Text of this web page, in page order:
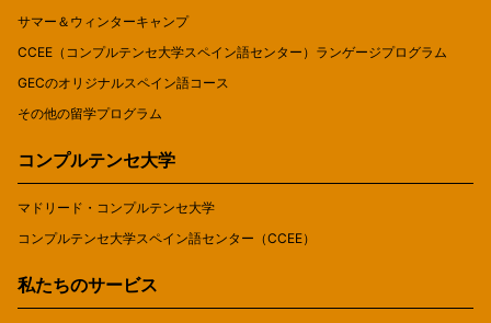
サマー＆ウィンターキャンプ
CCEE（コンプルテンセ大学スペイン語センター）ランゲージプログラム
GECのオリジナルスペイン語コース
その他の留学プログラム
コンプルテンセ大学
マドリード・コンプルテンセ大学
コンプルテンセ大学スペイン語センター（CCEE）
私たちのサービス